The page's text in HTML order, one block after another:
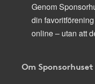
Genom
din
online – utan att
Om Sponsorhuset